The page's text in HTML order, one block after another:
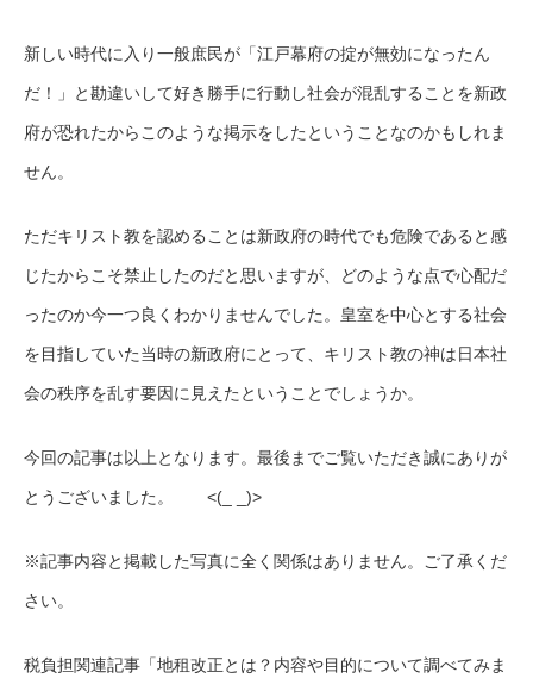
新しい時代に入り一般庶民が「江戸幕府の掟が無効になったん
だ！」と勘違いして好き勝手に行動し社会が混乱することを新政
府が恐れたからこのような掲示をしたということなのかもしれま
せん。
ただキリスト教を認めることは新政府の時代でも危険であると感
じたからこそ禁止したのだと思いますが、どのような点で心配だ
ったのか今一つ良くわかりませんでした。皇室を中心とする社会
を目指していた当時の新政府にとって、キリスト教の神は日本社
会の秩序を乱す要因に見えたということでしょうか。
今回の記事は以上となります。最後までご覧いただき誠にありが
とうございました。 <(_ _)>
※記事内容と掲載した写真に全く関係はありません。ご了承くだ
さい。
税負担関連記事「地租改正とは？内容や目的について調べてみま